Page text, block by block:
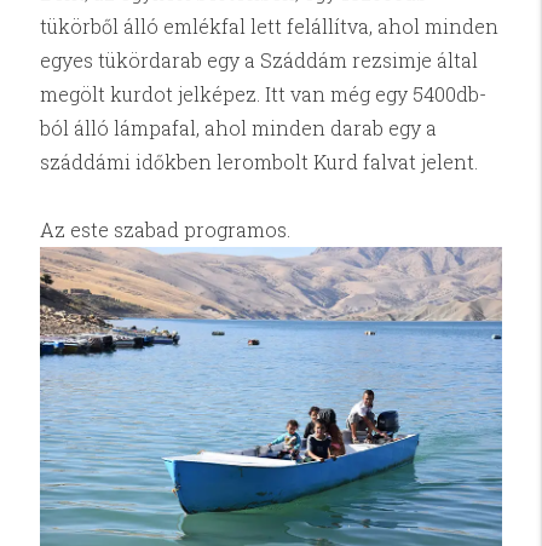
tükörből álló emlékfal lett felállítva, ahol minden
egyes tükördarab egy a Száddám rezsimje által
megölt kurdot jelképez. Itt van még egy 5400db-
ból álló lámpafal, ahol minden darab egy a
száddámi időkben lerombolt Kurd falvat jelent.
Az este szabad programos.